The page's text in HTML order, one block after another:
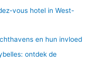
vous hotel in West-
en hun invloed
ontdek de